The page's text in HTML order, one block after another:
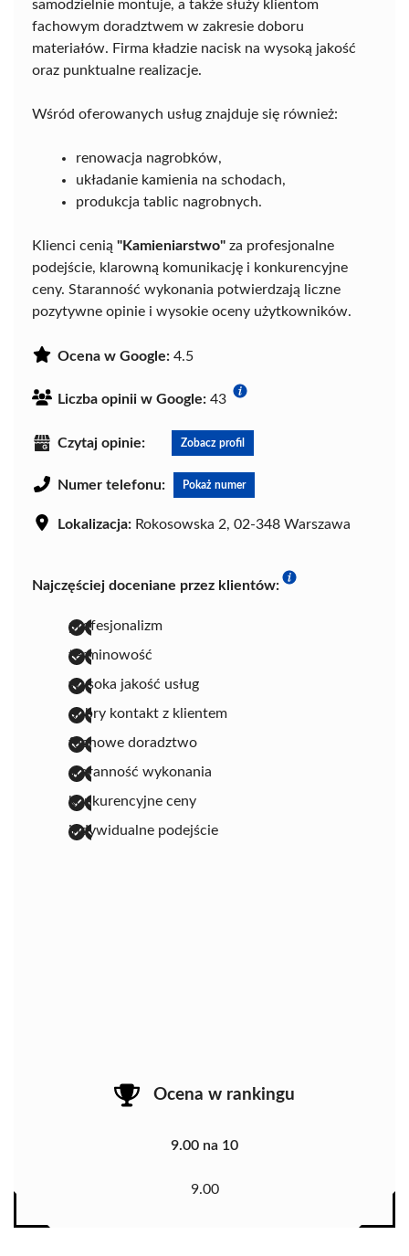
samodzielnie montuje, a także służy klientom
fachowym doradztwem w zakresie doboru
materiałów. Firma kładzie nacisk na wysoką jakość
oraz punktualne realizacje.
Wśród oferowanych usług znajduje się również:
renowacja nagrobków,
układanie kamienia na schodach,
produkcja tablic nagrobnych.
Klienci cenią "Kamieniarstwo" za profesjonalne
podejście, klarowną komunikację i konkurencyjne
ceny. Staranność wykonania potwierdzają liczne
pozytywne opinie i wysokie oceny użytkowników.
Ocena w Google: 4.5
Liczba opinii w Google: 43
Czytaj opinie: Zobacz profil
Numer telefonu: Pokaż numer
Lokalizacja: Rokosowska 2, 02-348 Warszawa
Najczęściej doceniane przez klientów:
profesjonalizm
terminowość
wysoka jakość usług
dobry kontakt z klientem
fachowe doradztwo
staranność wykonania
konkurencyjne ceny
indywidualne podejście
Ocena w rankingu
9.00 na 10
9.00